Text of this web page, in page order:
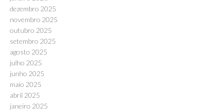
dezembro 2025
novembro 2025
outubro 2025
setembro 2025
agosto 2025
julho 2025
junho 2025
maio 2025
abril 2025
janeiro 2025